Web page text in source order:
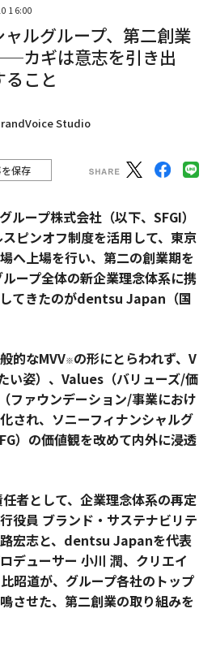
16:00
ルグループ、第二創業
カギは意志を引き出
ること
Studio
保存
ループ株式会社（以下、SFGI）
ピンオフ制度を活用して、東京
へ上場を行い、第二の創業期を
ープ全体の新企業理念体系に携
てきたのがdentsu Japan（国
的なMVV※の形にとらわれず、V
い姿）、Values（バリューズ/価
ァウンデーション/事業におけ
され、ソニーフィナンシャルグ
）の価値観を改めて内外に浸透
者として、企業理念体系の再定
役員 ブランド・サステナビリテ
宏志と、dentsu Japanを代表
デューサー 小川 潤、クリエイ
昭道が、グループ各社のトップ
させた、第二創業の取り組みを